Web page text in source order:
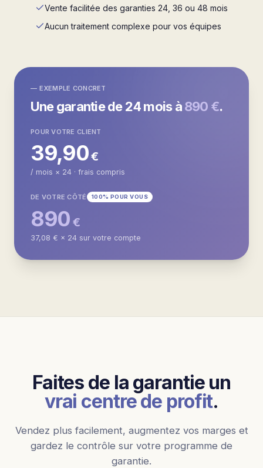
Vente facilitée des garanties 24, 36 ou 48 mois
Aucun traitement complexe pour vos équipes
— EXEMPLE CONCRET
Une garantie de 24 mois à890 €.
POUR VOTRE CLIENT
39,90€
/ mois × 24 · frais compris
DE VOTRE CÔTÉ 100% POUR VOUS
890 €
37,08 € × 24 sur votre compte
Faites de la garantie un
vrai centre de profit.
Vendez plus facilement, augmentez vos marges et
gardez le contrôle sur votre programme de
garantie.